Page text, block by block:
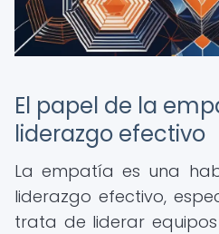
El papel de la
liderazgo efectivo
La empatía es una
liderazgo efectivo,
trata de liderar